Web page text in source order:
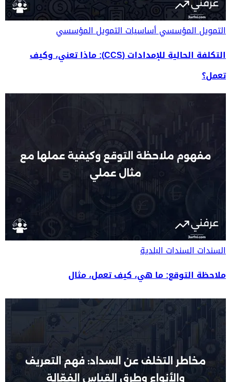
التمويل المؤسسيأساسيات التمويل المؤسسي
التكلفة الحالية للإمدادات (CCS): ماذا تعني، وكيف
تعمل؟
السنداتالسندات البلدية
ملاحظة التوقع: ما هي، كيف تعمل، مثال